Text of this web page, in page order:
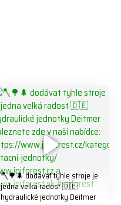
🪓🌳🌲 dodávat tyhle stroje je
jedna velká radost 🇩🇪
hydraulické jednotky Deitmer